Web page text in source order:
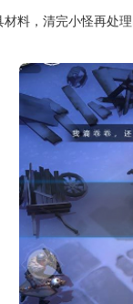
料，清完小怪再处理